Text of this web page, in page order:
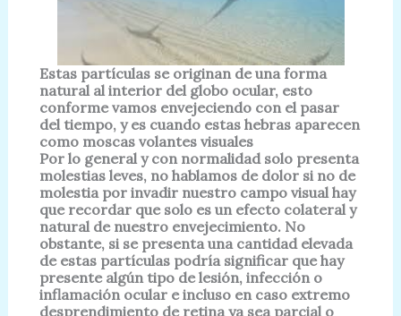
Estas partículas se originan de una forma
natural al interior del globo ocular, esto
conforme vamos envejeciendo con el pasar
del tiempo, y es cuando estas hebras aparecen
como moscas volantes visuales
Por lo general y con normalidad solo presenta
molestias leves, no hablamos de dolor si no de
molestia por invadir nuestro campo visual hay
que recordar que solo es un efecto colateral y
natural de nuestro envejecimiento. No
obstante, si se presenta una cantidad elevada
de estas partículas podría significar que hay
presente algún tipo de lesión, infección o
inflamación ocular e incluso en caso extremo
desprendimiento de retina ya sea parcial o